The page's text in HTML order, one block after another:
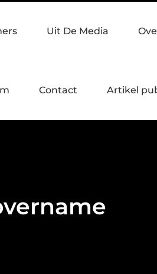
Uit De Media
Contact Artikel